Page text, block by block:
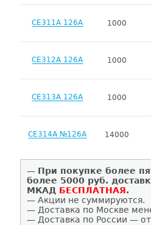
CE311A 126A 1000
CE312A 126A 1000
CE313A 126A 1000
CE314A №126A 14000
— При покупке более
более 5000 руб.
МКАД БЕСПЛАТНАЯ.
— Акции не суммируются.
— Доставка по Москве
— Доставка по России —